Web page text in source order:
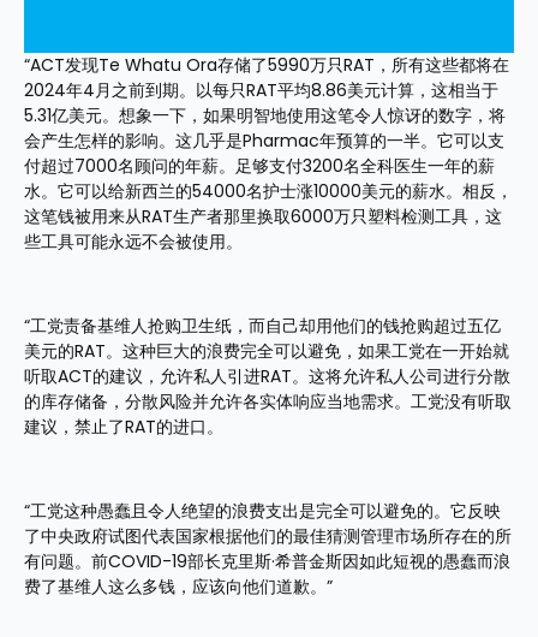
“ACT发现Te Whatu Ora存储了5990万只RAT，所有这些都将在
2024年4月之前到期。以每只RAT平均8.86美元计算，这相当于
5.31亿美元。想象一下，如果明智地使用这笔令人惊讶的数字，将
会产生怎样的影响。这几乎是Pharmac年预算的一半。它可以支
付超过7000名顾问的年薪。足够支付3200名全科医生一年的薪
水。它可以给新西兰的54000名护士涨10000美元的薪水。相反，
这笔钱被用来从RAT生产者那里换取6000万只塑料检测工具，这
些工具可能永远不会被使用。
“工党责备基维人抢购卫生纸，而自己却用他们的钱抢购超过五亿
美元的RAT。这种巨大的浪费完全可以避免，如果工党在一开始就
听取ACT的建议，允许私人引进RAT。这将允许私人公司进行分散
的库存储备，分散风险并允许各实体响应当地需求。工党没有听取
建议，禁止了RAT的进口。
“工党这种愚蠢且令人绝望的浪费支出是完全可以避免的。它反映
了中央政府试图代表国家根据他们的最佳猜测管理市场所存在的所
有问题。前COVID-19部长克里斯·希普金斯因如此短视的愚蠢而浪
费了基维人这么多钱，应该向他们道歉。”